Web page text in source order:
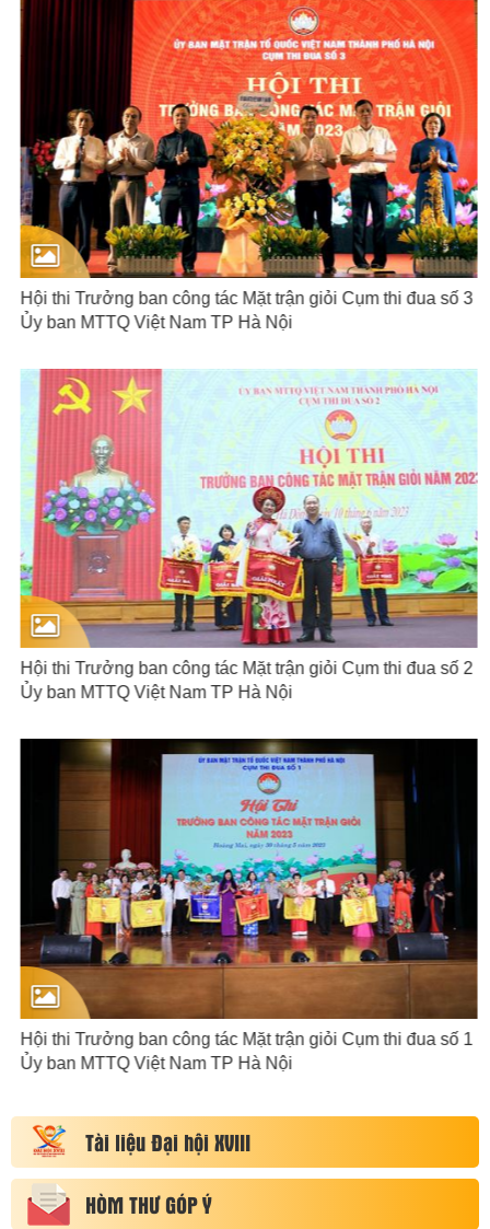
Hội thi Trưởng ban công tác Mặt trận giỏi Cụm thi đua số 3
Ủy ban MTTQ Việt Nam TP Hà Nội
Hội thi Trưởng ban công tác Mặt trận giỏi Cụm thi đua số 2
Ủy ban MTTQ Việt Nam TP Hà Nội
Hội thi Trưởng ban công tác Mặt trận giỏi Cụm thi đua số 1
Ủy ban MTTQ Việt Nam TP Hà Nội
Tài liệu Đại hội XVIII
HÒM THƯ GÓP Ý